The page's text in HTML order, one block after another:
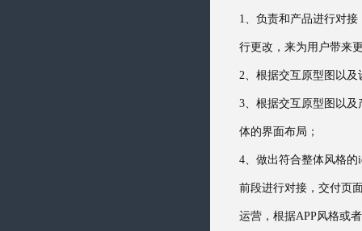
1、负责和产品进行对
行更改，来为用户带来
2、根据交互原型图以
3、根据交互原型图以
体的界面布局；
4、做出符合整体风格
前段进行对接，交付页
运营，根据APP风格或